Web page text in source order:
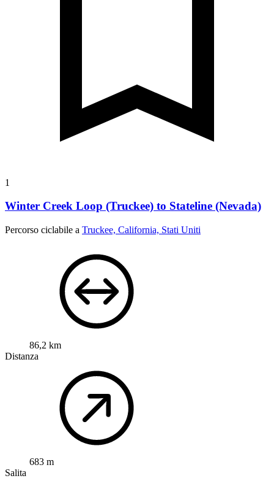
1
Winter Creek Loop (Truckee) to Stateline (Nevada)
Percorso ciclabile a Truckee, California, Stati Uniti
86,2 km
Distanza
683 m
Salita